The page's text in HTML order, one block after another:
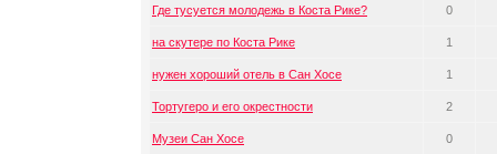
Где тусуется молодежь в Коста Рике? 0
на скутере по Коста Рике 1
нужен хороший отель в Сан Хосе 1
Тортугеро и его окрестности 2
Музеи Сан Хосе 0